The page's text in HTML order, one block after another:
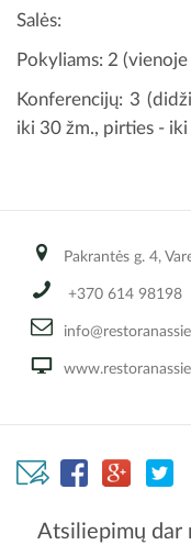
Salės:
Pokyliams: 2
Konferencijų: 3
iki 30 žm., pirties - iki
Pakrantės g. 4,
+370 614 98198
Atsiliepimų dar